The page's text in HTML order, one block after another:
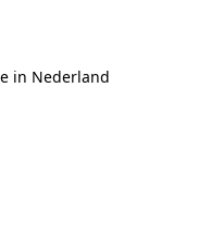
in Nederland